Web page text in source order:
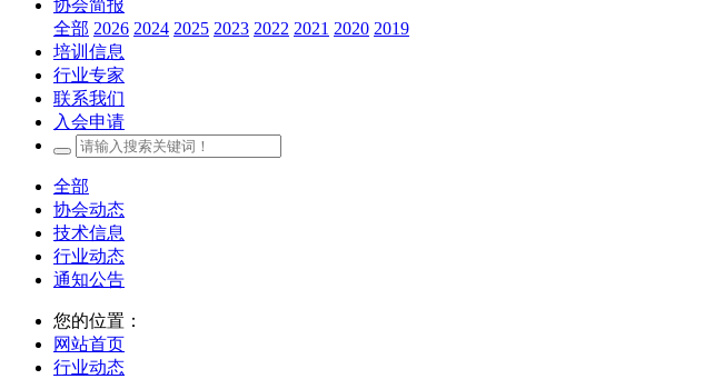
协会简报
全部 2026 2024 2025 2023 2022 2021 2020 2019
培训信息
行业专家
联系我们
入会申请
全部
协会动态
技术信息
行业动态
通知公告
您的位置：
网站首页
行业动态